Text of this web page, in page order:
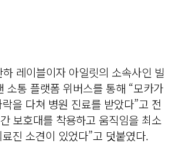
레이블이자 아일릿의 소속사인 빌
소통 플랫폼 위버스를 통해 “모카가
을 다쳐 병원 진료를 받았다”고 전
보호대를 착용하고 움직임을 최소
진 소견이 있었다”고 덧붙였다.